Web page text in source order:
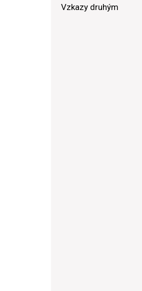
Vzkazy druhým